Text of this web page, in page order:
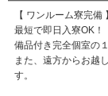
【 ワンルーム寮完備 】
最短で即日入寮OK！
備品付き完全個室の
また、遠方からお越
す。